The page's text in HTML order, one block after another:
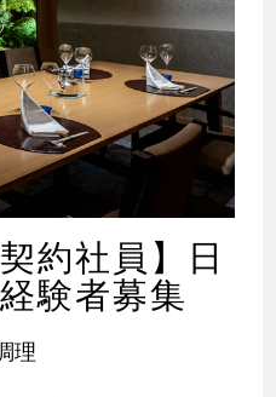
約社員】日
験者募集
理